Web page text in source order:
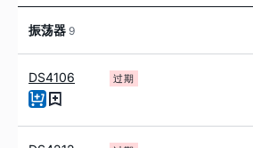
振荡器 9
DS4106 过期